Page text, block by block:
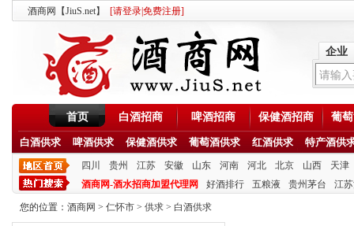
酒商网【JiuS.net】 [请登录免费注册]
企业
首页 白酒招商 啤酒招商 保健酒招商 葡
白酒供求 啤酒供求 保健酒供求 葡萄酒供求 红酒供求 特产酒供
四川 贵州 江苏 安徽 山东 河南 河北 北京 山西
天津
酒商网-酒水招商加盟代理网
好酒排行 五粮液 贵州茅台 江
您的位置： 酒商网 > 仁怀市 > 供求 > 白酒供求